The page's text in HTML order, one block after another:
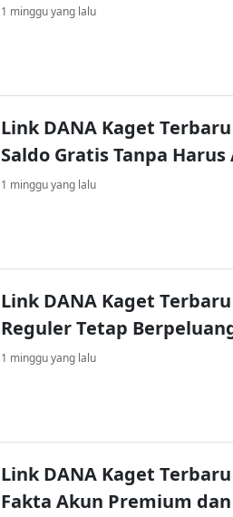
1 minggu yang lalu
Link DANA Kaget
Saldo Gratis Tanpa
1 minggu yang lalu
Link DANA Kaget
Reguler Tetap
1 minggu yang lalu
Link DANA Kaget
Fakta Akun Premium